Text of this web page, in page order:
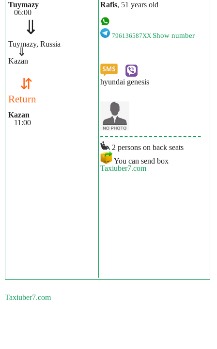
Tuymazy
06:00
⇓
Tuymazy, Russia
⇓
Kazan
⇵
Return
Kazan
11:00
Rafis, 51 years old
796136587XX Show number
hyundai genesis
2 persons on back seats
You can send box
Taxiuber7.com
Taxiuber7.com